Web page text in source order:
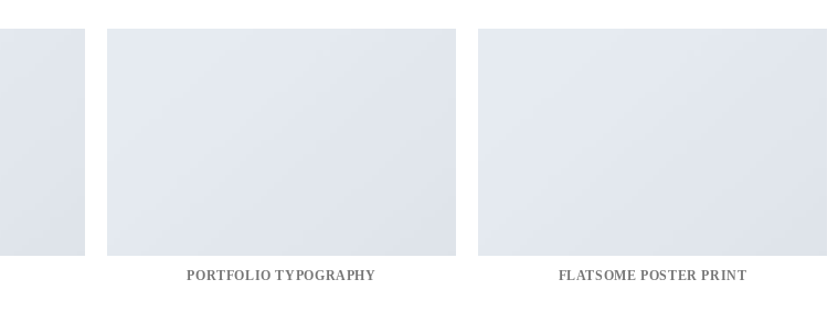
PORTFOLIO TYPOGRAPHY FLATSOME POSTER PRINT